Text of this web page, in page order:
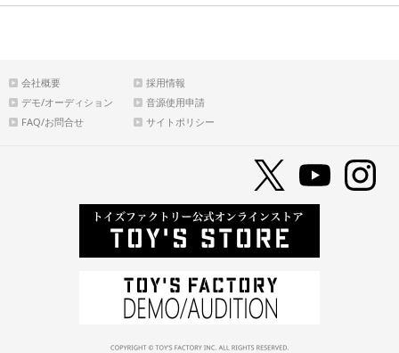
会社概要
採用情報
デモ/オーディション
音源使用申請
FAQ/お問合せ
サイトポリシー